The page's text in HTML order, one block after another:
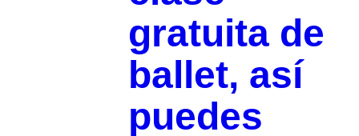
gratuita de
ballet, así
puedes